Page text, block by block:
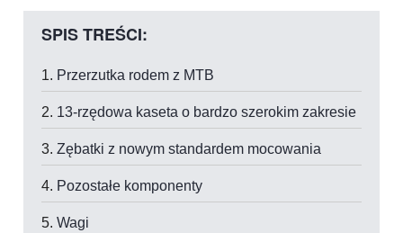
SPIS TREŚCI:
Przerzutka rodem z MTB
13-rzędowa kaseta o bardzo szerokim zakresie
Zębatki z nowym standardem mocowania
Pozostałe komponenty
Wagi